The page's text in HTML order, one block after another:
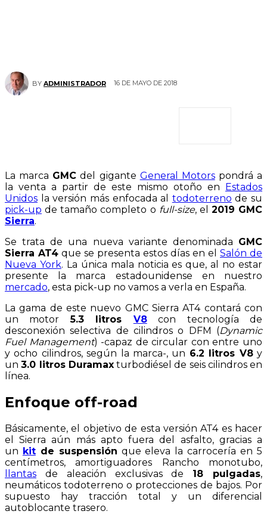
BY ADMINISTRADOR 16 DE MAYO DE 2018
La marca GMC del gigante General Motorspondrá a
la venta a partir de este mismo otoño en Estados
Unidos la versión más enfocada al todoterreno de su
pick-up de tamaño completo o full-size, el 2019 GMC
Sierra.
Se trata de una nueva variante denominada GMC
Sierra AT4 que se presenta estos días en el Salón de
Nueva York. La única mala noticia es que, al no estar
presente la marca estadounidense en nuestro
mercado, esta pick-up no vamos a verla en España.
La gama de este nuevo GMC Sierra AT4 contará con
un motor5.3 litros V8con tecnología de
desconexión selectiva de cilindros o DFM (Dynamic
Fuel Management) -capaz de circular con entre uno
y ocho cilindros, según la marca-, un 6.2 litros V8y
un3.0 litros Duramaxturbodiésel de seis cilindros en
línea.
Enfoque off-road
Básicamente, el objetivo de esta versión AT4 es hacer
el Sierra aún más apto fuera del asfalto, gracias a
un kitde suspensión que eleva la carrocería en 5
centímetros, amortiguadores Rancho monotubo,
llantas de aleación exclusivas de 18 pulgadas,
neumáticos todoterreno o protecciones de bajos. Por
supuesto hay tracción total y un diferencial
autoblocante trasero.